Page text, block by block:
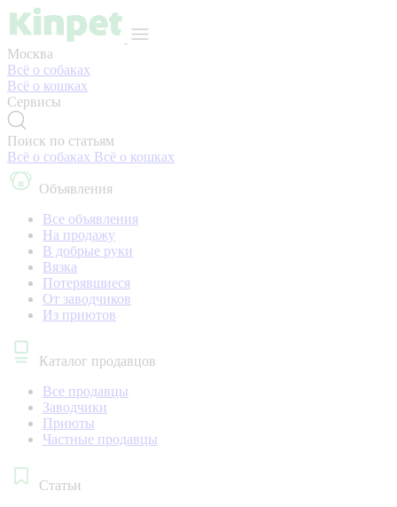
Москва
Всё о собаках
Всё о кошках
Сервисы
Поиск по статьям
Всё о собаках Всё о кошках
Объявления
Все объявления
На продажу
В добрые руки
Вязка
Потерявшиеся
От заводчиков
Из приютов
Каталог продавцов
Все продавцы
Заводчики
Приюты
Частные продавцы
Статьи